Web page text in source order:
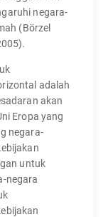
negara-
(Börzel
adalah
akan
Eropa yang
negara-
untuk
negara